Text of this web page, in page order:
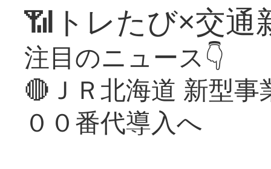
📶トレたび×交通
注目のニュース👇
🔴ＪＲ北海道 新型
００番代導入へ